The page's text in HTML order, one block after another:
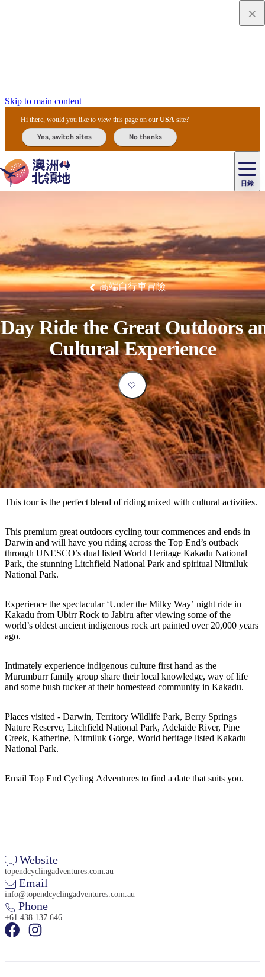
Skip to main content
Hi there, would you like to view this page on ourUSA site?
Yes, switch sites No thanks
目錄
主
目
錄
必
訪
景
點
最
受
歡
迎
目
的
地
內
陸
和
戶
外
按
探
索
爾
文
斯
泉
烏
魯
國
家
公
菲
特
國
公
園
瓦
塔
卡
國
公
園
提
維
群
島
阿
納
姆
地
塔
蘭
卡
溫
泉
池
尼
特
米
魯
克
國
家
公
園
卡
魯
卡
魯
魔
鬼
大
理
石
保
區
馬
古
克
布
茨
奧
里
查
/
西
麥
克
唐
納
家
公
園
必
玩
活
動
體
驗
旅
客
類
型
推
薦
榜
體
驗
攻
略
慶
與
活
外
和
探
和
野
生
植
物
歷
史
文
物
釣
魚
豪
華
旅
游
營
和
豪
華
野
營
自
駕
遊
規
劃
您
的
行
規
劃
和
預
訂
實
用
資
訊
規
劃
工
住
宿
覽
團
交
通
工
尋:
up
高端自行車冒險
Ride the Great Outdoors
Cultural Experience
This tour is the perfect blend of riding mixed with cultural activities.
This premium great outdoors cycling tour commences and ends in
Darwin and will have you riding across the Top End’s outback
through UNESCO’s dual listed World Heritage Kakadu National
Park, the stunning Litchfield National Park and spiritual Nitmiluk
National Park.
Experience the spectacular ‘Under the Milky Way’ night ride in
Kakadu from Ubirr Rock to Jabiru after viewing some of the
world’s oldest ancient indigenous rock art painted over 20,000 years
ago.
Intimately experience indigenous culture first hand as the
Murumburr family group share their local knowledge, way of life
and some bush tucker at their homestead community in Kakadu.
Places visited - Darwin, Territory Wildlife Park, Berry Springs
Nature Reserve, Litchfield National Park, Adelaide River, Pine
Creek, Katherine, Nitmiluk Gorge, World heritage listed Kakadu
National Park.
Email Top End Cycling Adventures to find a date that suits you.
Website
topendcyclingadventures.com.au
Email
info@topendcyclingadventures.com.au
Phone
+61 438 137 646